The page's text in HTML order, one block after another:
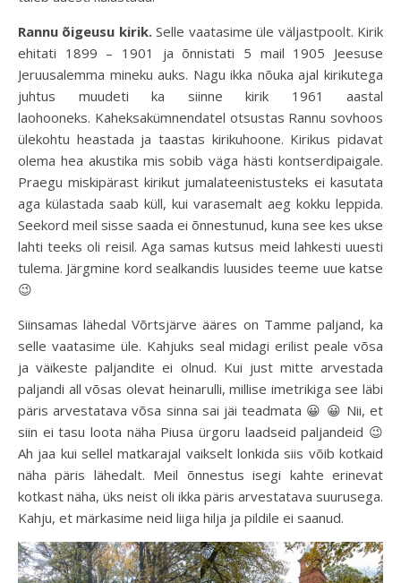
Rannu õigeusu kirik.Selle vaatasime üle väljastpoolt. Kirik
ehitati 1899 – 1901 ja õnnistati 5 mail 1905 Jeesuse
Jeruusalemma mineku auks. Nagu ikka nõuka ajal kirikutega
juhtus muudeti ka siinne kirik 1961 aastal
laohooneks. Kaheksakümnendatel otsustas Rannu sovhoos
ülekohtu heastada ja taastas kirikuhoone. Kirikus pidavat
olema hea akustika mis sobib väga hästi kontserdipaigale.
Praegu miskipärast kirikut jumalateenistusteks ei kasutata
aga külastada saab küll, kui varasemalt aeg kokku leppida.
Seekord meil sisse saada ei õnnestunud, kuna see kes ukse
lahti teeks oli reisil. Aga samas kutsus meid lahkesti uuesti
tulema. Järgmine kord sealkandis luusides teeme uue katse
😉
Siinsamas lähedal Võrtsjärve ääres on Tamme paljand, ka
selle vaatasime üle. Kahjuks seal midagi erilist peale võsa
ja väikeste paljandite ei olnud. Kui just mitte arvestada
paljandi all võsas olevat heinarulli, millise imetrikiga see läbi
päris arvestatava võsa sinna sai jäi teadmata 😀 😀 Nii, et
siin ei tasu loota näha Piusa ürgoru laadseid paljandeid 😉
Ah jaa kui sellel matkarajal vaikselt lonkida siis võib kotkaid
näha päris lähedalt. Meil õnnestus isegi kahte erinevat
kotkast näha, üks neist oli ikka päris arvestatava suurusega.
Kahju, et märkasime neid liiga hilja ja pildile ei saanud.